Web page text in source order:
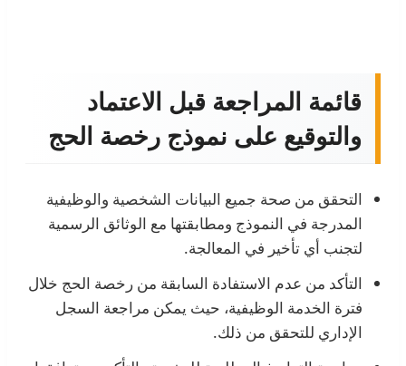
قائمة المراجعة قبل الاعتماد
والتوقيع على نموذج رخصة الحج
التحقق من صحة جميع البيانات الشخصية والوظيفية
المدرجة في النموذج ومطابقتها مع الوثائق الرسمية
لتجنب أي تأخير في المعالجة.
التأكد من عدم الاستفادة السابقة من رخصة الحج خلال
فترة الخدمة الوظيفية، حيث يمكن مراجعة السجل
الإداري للتحقق من ذلك.